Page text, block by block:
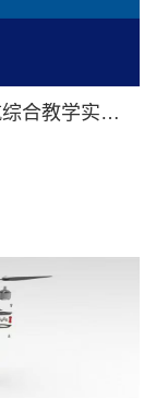
GNSS-TP100 高精度多模卫星导航综合教学实验系统